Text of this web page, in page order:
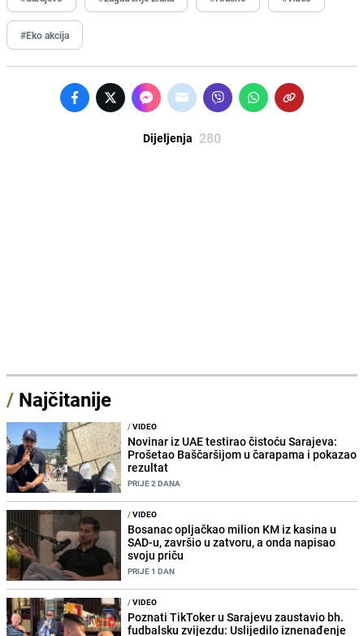
#Eko akcija
Dijeljenja 280
/ Najčitanije
/VIDEO
Novinar iz UAE testirao čistoću Sarajeva:
Prošetao Baščaršijom u čarapama i pokazao
rezultat
PRIJE 2 DANA
/VIDEO
Bosanac opljačkao milion KM iz kasina u
SAD-u, završio u zatvoru, a onda napisao
svoju priču
PRIJE 1 DAN
/VIDEO
Poznati TikToker u Sarajevu zaustavio bh.
fudbalsku zvijezdu: Uslijedilo iznenađenje